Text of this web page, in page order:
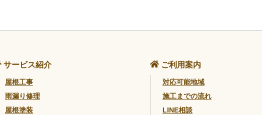
サービス紹介
屋根工事
雨漏り修理
屋根塗装
ご利用案内
対応可能地域
施工までの流れ
LINE相談